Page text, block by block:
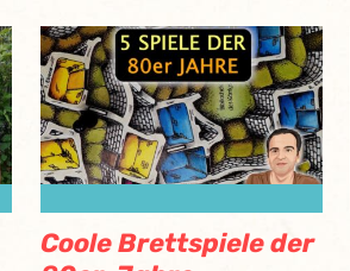
Coole Brettspiele der